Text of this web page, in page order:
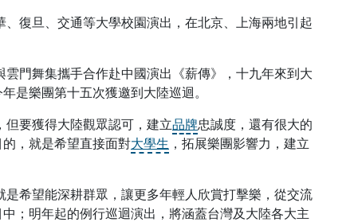
旦、交通等大學校園演出，在北京、上海兩地引起
舞集攜手合作赴中國演出《薪傳》，十九年來到大
是樂團第十五次獲邀到大陸巡迴。
要獲得大陸觀眾認可，建立品牌忠誠度，還有很大的
，就是希望直接面對大學生 ，拓展樂團影響力，建立
望能深耕群眾，讓更多年輕人欣賞打擊樂，從交流
；明年起的例行巡迴演出，將涵蓋台灣及大陸各大主